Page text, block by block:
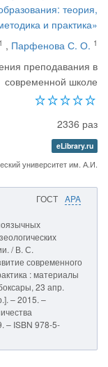
теория,
и практика»
1 , Парфенова С. О. 1
преподавания в
современной школе
2336 раз
eLibrary.ru
университет им. А.И.
ГОСТ APA
/ В. С.
современного
: материалы
23 апр.
– 2015. –
– ISBN 978-5-